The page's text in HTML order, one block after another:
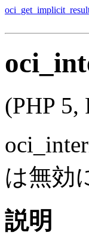
(PHP 5,
は無効
説明